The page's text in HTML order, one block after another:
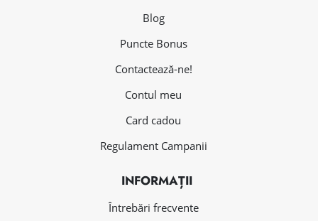
Blog
Puncte Bonus
Contactează-ne!
Contul meu
Card cadou
Regulament Campanii
INFORMAȚII
Întrebări frecvente